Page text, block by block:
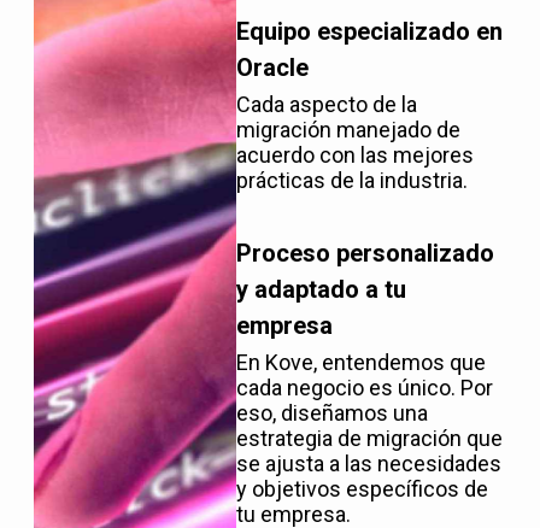
Equipo especializado en
Oracle
Cada aspecto de la
migración manejado de
acuerdo con las mejores
prácticas de la industria.
Proceso personalizado
y adaptado a tu
empresa
En Kove, entendemos que
cada negocio es único. Por
eso, diseñamos una
estrategia de migración que
se ajusta a las necesidades
y objetivos específicos de
tu empresa.